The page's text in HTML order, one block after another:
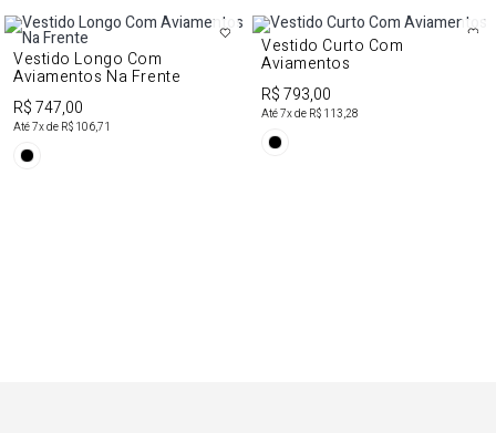
Vestido Longo Com
Aviamentos Na Frente
R$ 747,00
Até7x de R$ 106,71
Vestido Curto Com
Aviamentos
R$ 793,00
Até7x de R$ 113,28